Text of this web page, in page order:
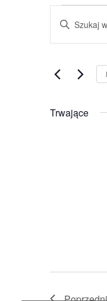
for
5
lutego
2025
po
Wpisz
słowo
kluczowe.
wg
Wydarzenia.
Trwające